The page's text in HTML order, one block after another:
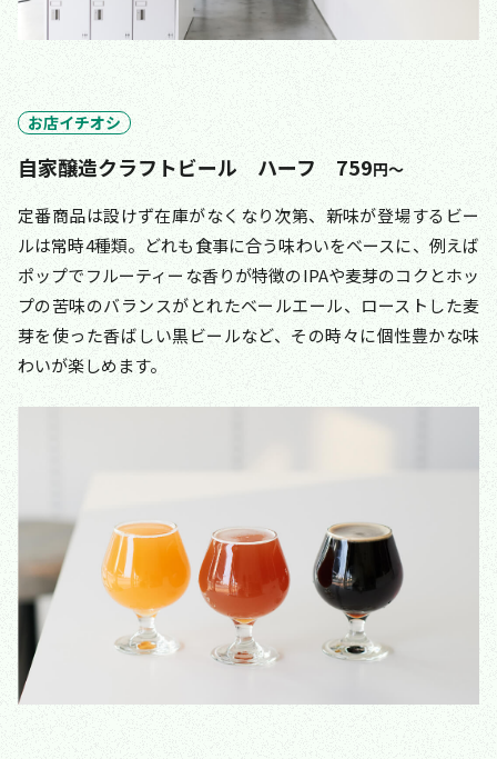
お店イチオシ
自家醸造クラフトビール ハーフ 759円〜
定番商品は設けず在庫がなくなり次第、新味が登場するビー
ルは常時4種類。どれも食事に合う味わいをベースに、例えば
ポップでフルーティーな香りが特徴のIPAや麦芽のコクとホッ
プの苦味のバランスがとれたベールエール、ローストした麦
芽を使った香ばしい黒ビールなど、その時々に個性豊かな味
わいが楽しめます。